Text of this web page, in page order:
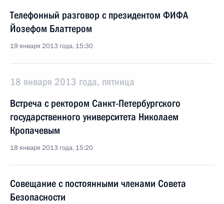
Телефонный разговор с президентом ФИФА
Йозефом Блаттером
19 января 2013 года, 15:30
18 января 2013 года, пятница
Встреча с ректором Санкт-Петербургского
государственного университета Николаем
Кропачевым
18 января 2013 года, 15:20
Совещание с постоянными членами Совета
Безопасности